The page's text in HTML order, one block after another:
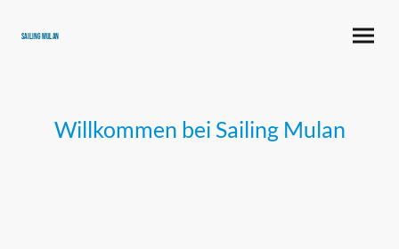
Sailing Mulan
Willkommen bei Sailing Mulan